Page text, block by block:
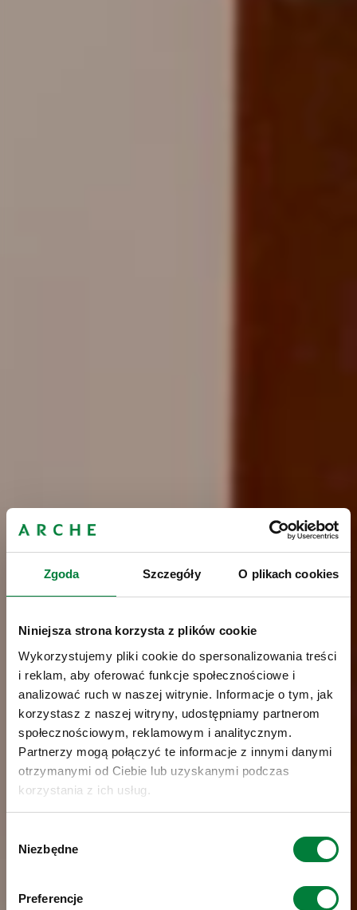
Zgoda Szczegóły O plikach cookies
Niniejsza strona korzysta z plików cookie
Wykorzystujemy pliki cookie do spersonalizowania treści
i reklam, aby oferować funkcje społecznościowe i
analizować ruch w naszej witrynie. Informacje o tym, jak
korzystasz z naszej witryny, udostępniamy partnerom
społecznościowym, reklamowym i analitycznym.
Partnerzy mogą połączyć te informacje z innymi danymi
otrzymanymi od Ciebie lub uzyskanymi podczas
korzystania z ich usług.
zgody
Niezbędne
Preferencje